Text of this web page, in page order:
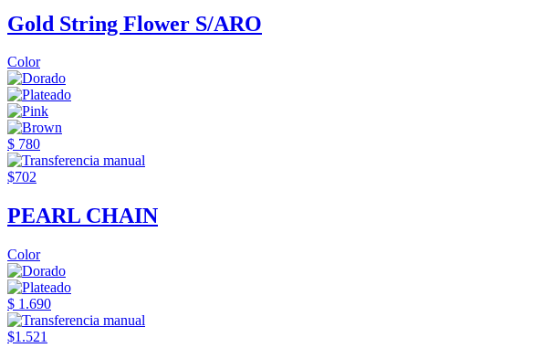
Gold String Flower S/ARO
Color
$ 780
$702
PEARL CHAIN
Color
$ 1.690
$1.521